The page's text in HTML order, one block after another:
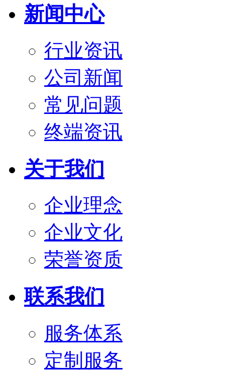
新闻中心
行业资讯
公司新闻
常见问题
终端资讯
关于我们
企业理念
企业文化
荣誉资质
联系我们
服务体系
定制服务